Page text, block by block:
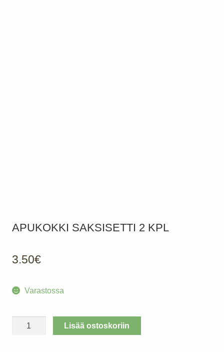
APUKOKKI SAKSISETTI 2 KPL
3.50€
Varastossa
APUKOKKI
Lisää ostoskoriin